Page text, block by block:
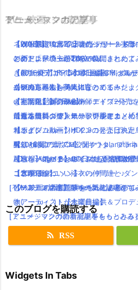
TV・映画
ネット限定！ポインコのショートド
ング」「県境」の2本立て！
【dカード】ポインコ11月新CMは気
あやみちゃんも美人になってる！
【実写化】鋼の錬金術師エドワード
にも本田翼、ディーン・フジオカ、
【ポインコ動画】ポインコとよばれ
男」とのコラボCM公開！
【パパパのパァ】ポインコ7月新CM
コ音頭でかわいい浴衣の仲間達と♪
［TV・映画の新着記事をもっとみる］
ゲーム・スマホアプリ
【WOFF】10月27日発売！ワールド
の新トレーラーがTGSで公開されたよ
【最強グラ】FF15の水上の都市 オル
や観光レベル(＞A＜)!!!
【期間限定】グラビティデイズ2発売
前作を無料ダウンロード可能に！
キングダムハーツHD2.8の発売日決定
有り！
【速報】ポケモンGO日本も配信開始
ここから！
［ゲーム・スマホアプリの新着記事をも
アニメ・マンガの記事
【朗報】銀魂実写は嘘だった！？実
とめたよ(｀・ω・´)wwww
【2016夏アニソン】ジョジョ・べル
ニメの主題歌を一気にまとめてみた
ω・´)！【金曜日編】
【魔法使いの嫁】オリジナルアニメ
れるよ(｀・ω・´)！！
配信×劇場の新プロジェクト
AD」「Angel Beats!」に続く名作の
【2016夏アニソン】バッテリー・ダ
どのアニメの主題歌を一気にまとめ
き(｀・ω・´)！【木曜日編】
［アニメ・マンガの新着記事をもっとみ
ミュージックの記事
【2016夏アニソン】バッテリー・ダ
どのアニメの主題歌を一気にまとめ
き(｀・ω・´)！【木曜日編】
【600万再生】岡崎体育のミュージッ
ぎと話題( ﾟдﾟ )wwww
最近ニコニコで人気の歌い手をまと
1】
【2016夏アニソン】ツキウタ。プラ
題歌を一気にまとめてみたよ！放送
【水曜日編】
【Mステで話題】Aimer(エメ)の新ア
物アーティストが全楽曲提供＆プロデ
［ミュージックの新着記事をもっとみる
このブログを購読する
RSS
Widgets In Tabs